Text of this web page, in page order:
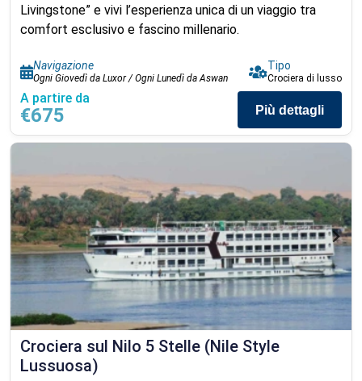
Livingstone” e vivi l’esperienza unica di un viaggio tra
comfort esclusivo e fascino millenario.
Navigazione
Ogni Giovedì da Luxor / Ogni Lunedì da Aswan
Tipo
Crociera di lusso
A partire da
€675 Più dettagli
Crociera sul Nilo 5 Stelle (Nile Style
Lussuosa)